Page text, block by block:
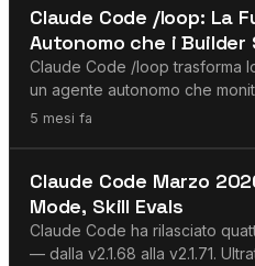
Agenti AI
Claude Code /loop: La
Autonomo che i
Claude Code /loop trasforma
un agente autonomo che
Casi d'uso reali, limitazioni
5 mesi fa
Claude
Claude Code Marzo
Mode, Skill Evals
Claude Code ha rilasciato
— dalla v2.1.68 alla v2.1.71.